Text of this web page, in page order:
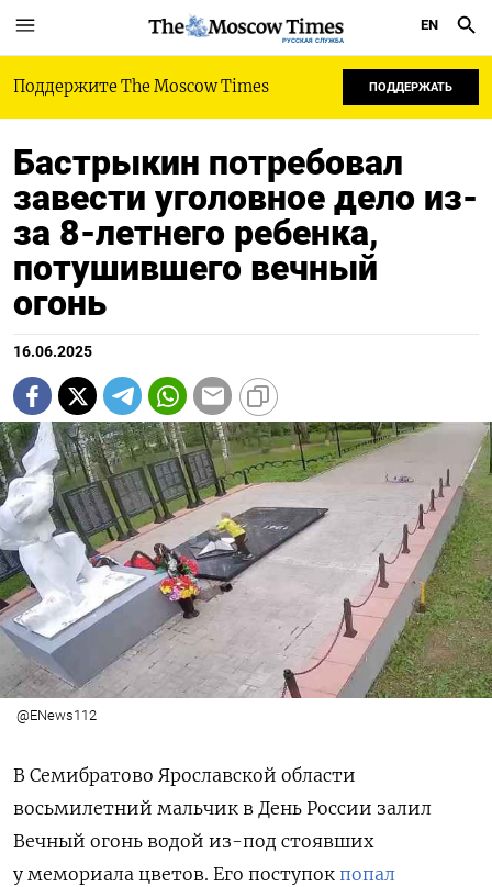
РУССКАЯ СЛУЖБА
EN
Поддержите The Moscow Times ПОДДЕРЖАТЬ
Бастрыкин потребовал
завести уголовное дело из-
за 8-летнего ребенка,
потушившего вечный
огонь
16.06.2025
@ENews112
В Семибратово Ярославской области
восьмилетний мальчик в День России залил
Вечный огонь водой из-под стоявших
у мемориала цветов. Его поступок попал